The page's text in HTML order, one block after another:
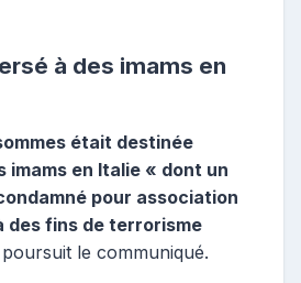
à des imams en
était destinée
imams en Italie « dont un
pour association
des fins de terrorisme
le communiqué.